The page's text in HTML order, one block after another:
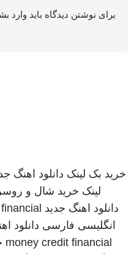
برای نوشتن دیدگاه باید وارد
خرید بک لینک دانلود اهنگ
لینک خرید شال و
دانلود اهنگ جدید
انگلیسی فارسی دانلود
money credit financial